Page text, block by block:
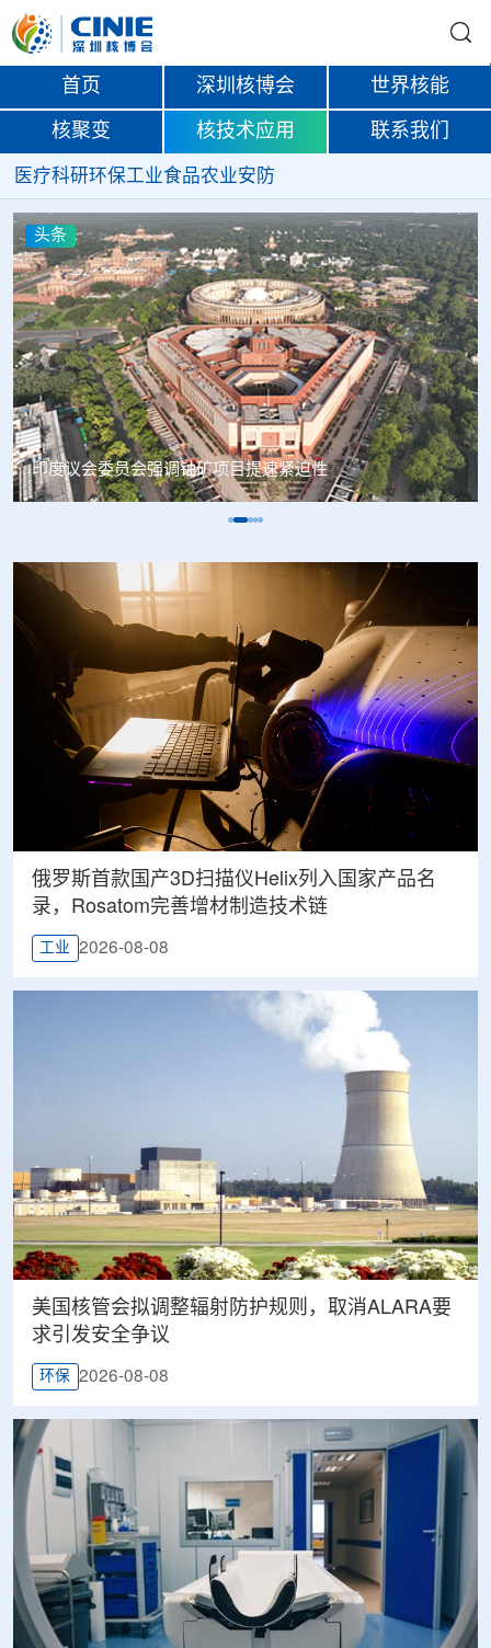
首页 深圳核博会 世界核能
核聚变 核技术应用 联系我们
医疗科研环保工业食品农业安防
头条
中核辐智正式设立 中国同辐持股90%打通核医疗全产业链
俄罗斯首款国产3D扫描仪Helix列入国家产品名
录，Rosatom完善增材制造技术链
工业 2026-08-08
美国核管会拟调整辐射防护规则，取消ALARA要
求引发安全争议
环保 2026-08-08